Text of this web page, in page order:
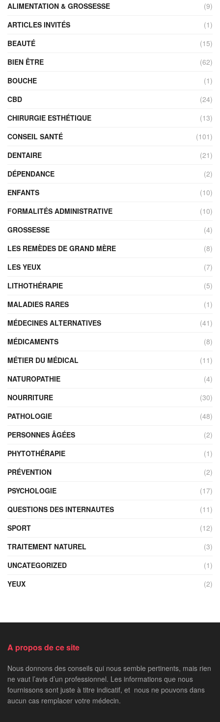
ALIMENTATION & GROSSESSE
(9)
ARTICLES INVITÉS
(1)
BEAUTÉ
(15)
BIEN ÊTRE
(62)
BOUCHE
(1)
CBD
(24)
CHIRURGIE ESTHÉTIQUE
(13)
CONSEIL SANTÉ
(101)
DENTAIRE
(21)
DÉPENDANCE
(2)
ENFANTS
(10)
FORMALITÉS ADMINISTRATIVE
(10)
GROSSESSE
(4)
LES REMÈDES DE GRAND MÈRE
(8)
LES YEUX
(7)
LITHOTHÉRAPIE
(5)
MALADIES RARES
(1)
MÉDECINES ALTERNATIVES
(41)
MÉDICAMENTS
(8)
MÉTIER DU MÉDICAL
(11)
NATUROPATHIE
(4)
NOURRITURE
(30)
PATHOLOGIE
(48)
PERSONNES ÂGÉES
(2)
PHYTOTHÉRAPIE
(1)
PRÉVENTION
(2)
PSYCHOLOGIE
(17)
QUESTIONS DES INTERNAUTES
(11)
SPORT
(12)
TRAITEMENT NATUREL
(3)
UNCATEGORIZED
(1)
YEUX
(2)
A propos de ce site
Nous donnons des conseils qui nous semble pertinents, mais rien
ne vaut l’avis d’un professionnel. Les informations que nous
fournissons sont juste à titre indicatif, et nous ne pouvons dans
aucun cas remplacer votre médecin.